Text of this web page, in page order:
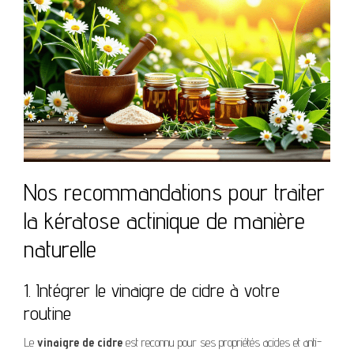
Nos recommandations pour traiter
la kératose actinique de manière
naturelle
1. Intégrer le vinaigre de cidre à votre
routine
Le vinaigre de cidre est reconnu pour ses propriétés acides et anti-